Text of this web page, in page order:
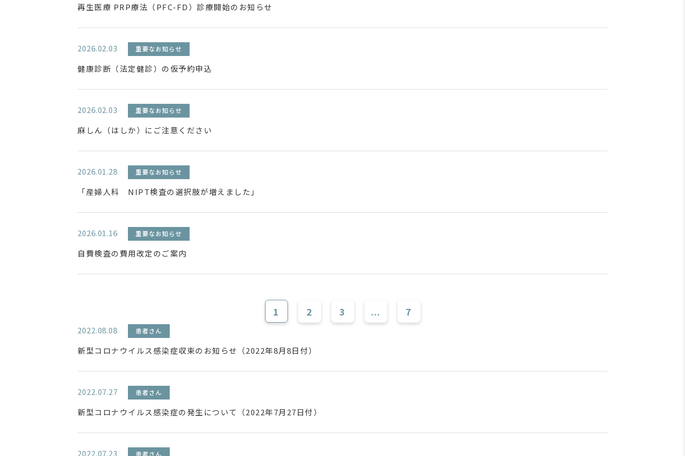
再生医療 PRP療法（PFC-FD）診療開始のお知らせ
2026.02.03 重要なお知らせ
健康診断（法定健診）の仮予約申込
2026.02.03 重要なお知らせ
麻しん（はしか）にご注意ください
2026.01.28 重要なお知らせ
「産婦人科 NIPT検査の選択肢が増えました」
2026.01.16 重要なお知らせ
自費検査の費用改定のご案内
1 2 3 ... 7
2022.08.08 患者さん
新型コロナウイルス感染症収束のお知らせ（2022年8月8日付）
2022.07.27 患者さん
新型コロナウイルス感染症の発生について（2022年7月27日付）
2022.07.23 患者さん